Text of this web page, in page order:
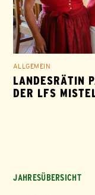
ALLGEMEIN
LANDESRÄTIN
DER LFS
JAHRESÜBERSICHT